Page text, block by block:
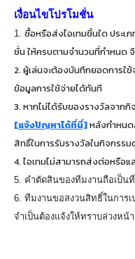
เงื่อนไขโปรโมชั่น
1. ซื้อหรือส่งไอเทมชิ้นใด ประเ
ชั่น ให้ครบตามจำนวนที่กำหนด จึ
2. ผู้เล่นจะต้องบันทึกยอดการใ
ข้อมูลการใช้จ่ายได้ทันที
3. หากไม่ได้รับของรางวัลจาก
[แจ้งปัญหาได้ที่นี่]หลังกำหนด
สิทธิ์ในการรับรางวัลในกิจกรรม
4. ไอเทมไม่สามารถส่งต่อหรือแ
5. คำตัดสินของทีมงานถือเป็น
6. ทีมงานขอสงวนสิทธิ์ในการ
จำเป็นต้องแจ้งให้ทราบล่วงหน้า